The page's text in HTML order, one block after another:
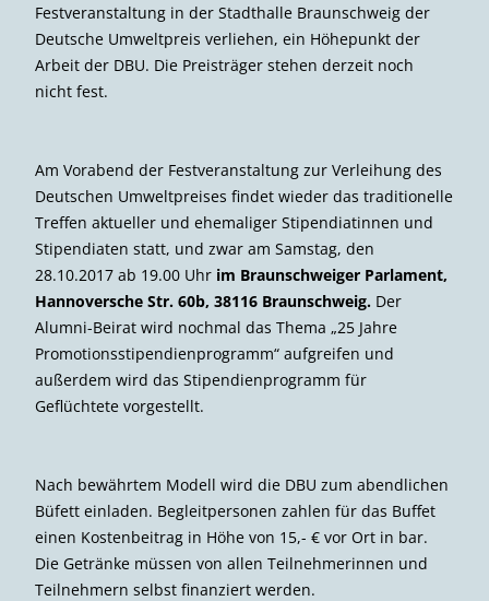
Festveranstaltung in der Stadthalle Braunschweig der
Deutsche Umweltpreis verliehen, ein Höhepunkt der
Arbeit der DBU. Die Preisträger stehen derzeit noch
nicht fest.
Am Vorabend der Festveranstaltung zur Verleihung des
Deutschen Umweltpreises findet wieder das traditionelle
Treffen aktueller und ehemaliger Stipendiatinnen und
Stipendiaten statt, und zwar am Samstag, den
28.10.2017 ab 19.00 Uhr im Braunschweiger Parlament,
Hannoversche Str. 60b, 38116 Braunschweig. Der
Alumni-Beirat wird nochmal das Thema „25 Jahre
Promotionsstipendienprogramm“ aufgreifen und
außerdem wird das Stipendienprogramm für
Geflüchtete vorgestellt.
Nach bewährtem Modell wird die DBU zum abendlichen
Büfett einladen. Begleitpersonen zahlen für das Buffet
einen Kostenbeitrag in Höhe von 15,- € vor Ort in bar.
Die Getränke müssen von allen Teilnehmerinnen und
Teilnehmern selbst finanziert werden.